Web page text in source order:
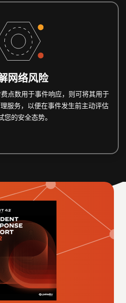
网络风险
点数用于事件响应，则可将其用于
服务，以便在事件发生前主动评估
您的安全态势。